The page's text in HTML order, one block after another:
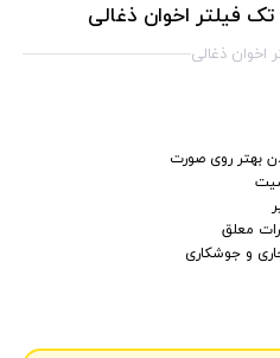
فیلتر اخوان ذغالی
ذغالی
معلق
و جوشکاری